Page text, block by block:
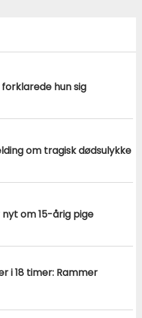
hun sig
om tragisk dødsulykke
nyt om 15-årig pige
i 18 timer: Rammer